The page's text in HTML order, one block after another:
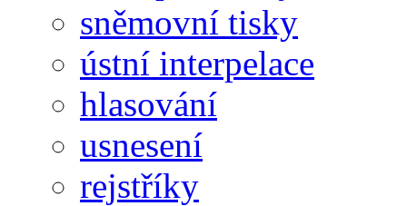
sněmovní tisky
ústní interpelace
hlasování
usnesení
rejstříky